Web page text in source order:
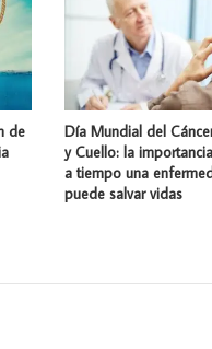
de
Día Mundial del
y Cuello: la
a tiempo una
puede salvar vidas